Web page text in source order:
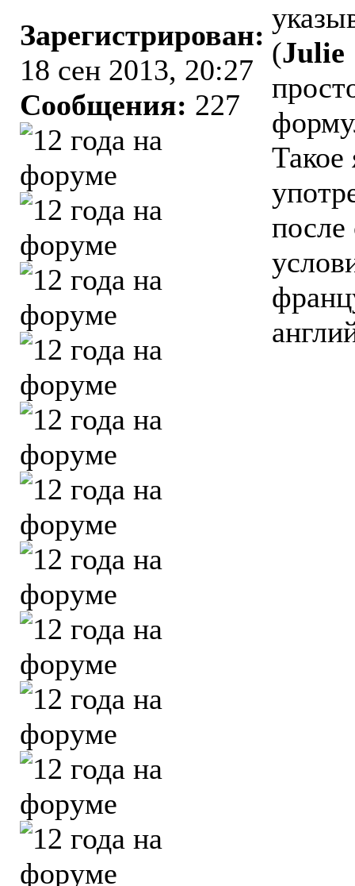
Зарегистрирован:
18 сен 2013, 20:27
Сообщения: 227
(Julie
Такое